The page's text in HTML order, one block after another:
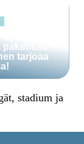
–
tarjoaa
stadium ja